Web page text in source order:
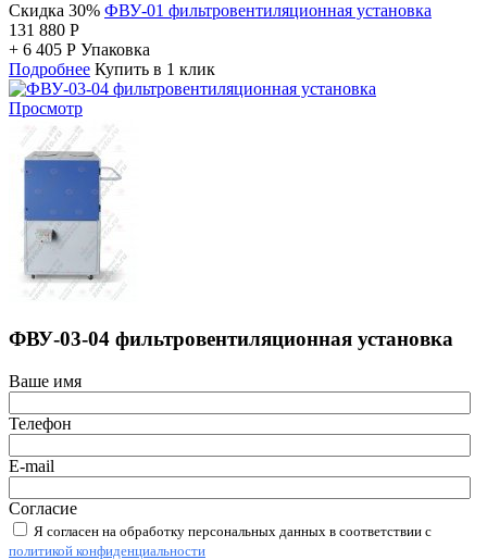
Скидка 30% ФВУ-01 фильтровентиляционная установка
131 880 Р
+ 6 405 Р Упаковка
Подробнее Купить в 1 клик
Просмотр
ФВУ-03-04 фильтровентиляционная установка
Ваше имя
Телефон
E-mail
Согласие
Я согласен на обработку персональных данных в соответствии с
политикой конфиденциальности